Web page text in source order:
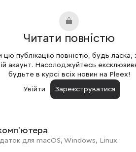
Читати повністю
публікацію повністю, будь ласка,
акаунт. Насолоджуйтесь
будьте в курсі всіх новин на Pleex!
Увійти
Зареєструватися
для macOS, Windows, Linux.